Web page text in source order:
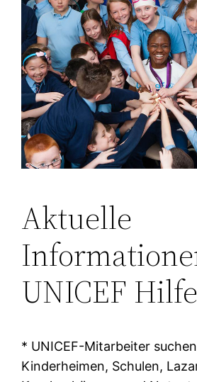
Aktuelle
UNICEF Hilfe
* UNICEF-Mitarbeiter
Kinderheimen, Schulen,